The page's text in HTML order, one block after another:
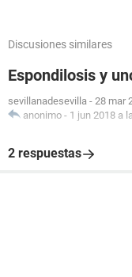
Discusiones similares
Espondilosis y
sevillanadesevilla - 28 mar
anonimo - 1 jun 2018 a
2 respuestas